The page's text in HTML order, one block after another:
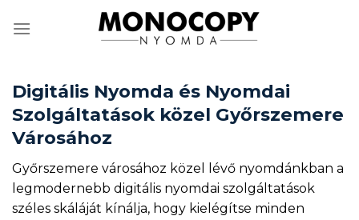
Digitális Nyomda és Nyomdai
Szolgáltatások közel Győrszemere
Városához
Győrszemere városához közel lévő nyomdánkban a
legmodernebb digitális nyomdai szolgáltatások
széles skáláját kínálja, hogy kielégítse minden